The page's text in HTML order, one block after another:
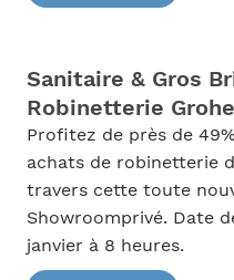
Sanitaire & Gros
Robinetterie Grohe
Profitez de près de
achats de robinetterie
travers cette toute
Showroomprivé. Date
janvier à 8 heures.